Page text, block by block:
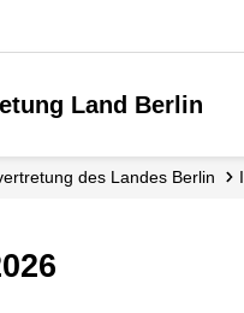
Land Berlin
des Landes Berlin